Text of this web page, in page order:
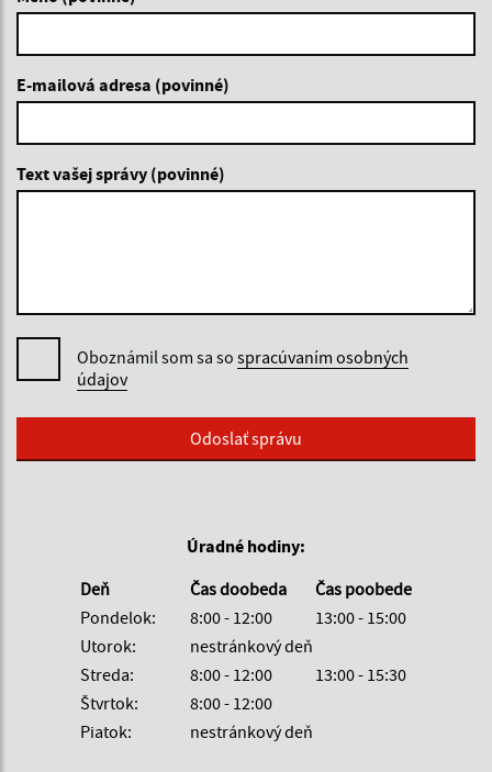
E-mailová adresa (povinné)
Text vašej správy (povinné)
Oboznámil som sa so spracúvaním osobných
údajov
Google reCaptcha ResponseOdoslať správu
Úradné hodiny:
Deň
Čas doobeda
Čas poobede
Pondelok:
8:00 - 12:00
13:00 - 15:00
Utorok:
nestránkový deň
Streda:
8:00 - 12:00
13:00 - 15:30
Štvrtok:
8:00 - 12:00
Piatok:
nestránkový deň